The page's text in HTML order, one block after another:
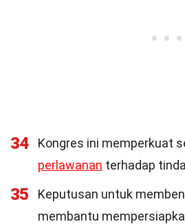
34
Kongres ini memperkuat
perlawanan terhadap
35
Keputusan untuk
membantu